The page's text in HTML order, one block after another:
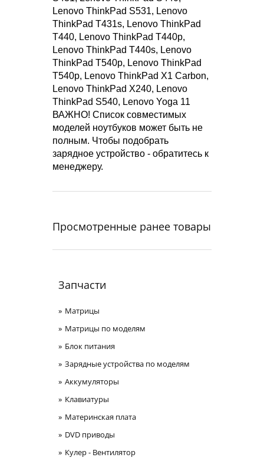
Lenovo ThinkPad S531, Lenovo
ThinkPad T431s, Lenovo ThinkPad
T440, Lenovo ThinkPad T440p,
Lenovo ThinkPad T440s, Lenovo
ThinkPad T540p, Lenovo ThinkPad
T540p, Lenovo ThinkPad X1 Carbon,
Lenovo ThinkPad X240, Lenovo
ThinkPad S540, Lenovo Yoga 11
ВАЖНО! Список совместимых
моделей ноутбуков может быть не
полным. Чтобы подобрать
зарядное устройство - обратитесь к
менеджеру.
Просмотренные ранее товары
Запчасти
Матрицы
Матрицы по моделям
Блок питания
Зарядные устройства по моделям
Аккумуляторы
Клавиатуры
Материнская плата
DVD приводы
Кулер - Вентилятор